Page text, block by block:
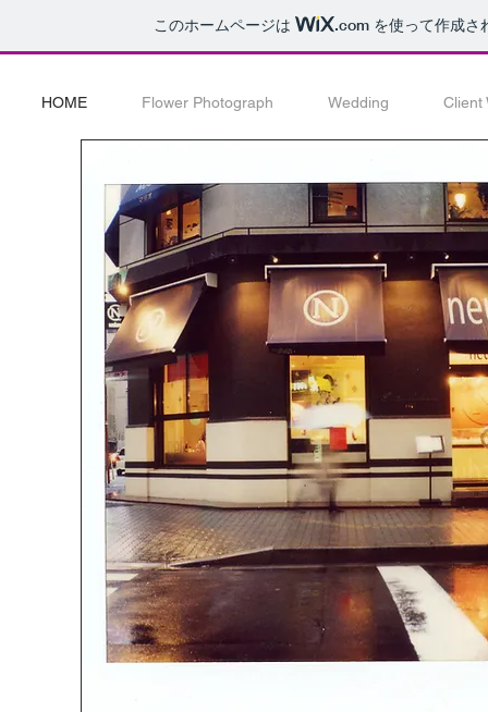
このホームページは .com を使って作成さ
HOME Flower Photograph Wedding Client